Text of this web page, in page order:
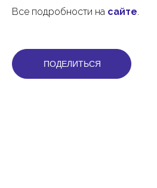
Все подробности на сайте.
ПОДЕЛИТЬСЯ